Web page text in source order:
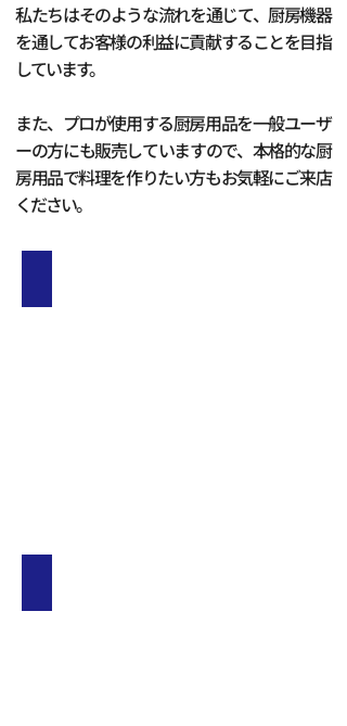
私たちはそのような流れを通じて、厨房機器
を通してお客様の利益に貢献することを目指
しています。
また、プロが使用する厨房用品を一般ユーザ
ーの方にも販売していますので、本格的な厨
房用品で料理を作りたい方もお気軽にご来店
ください。